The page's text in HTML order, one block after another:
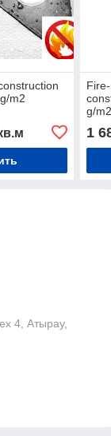
m2
g/
1
4, Атырау,